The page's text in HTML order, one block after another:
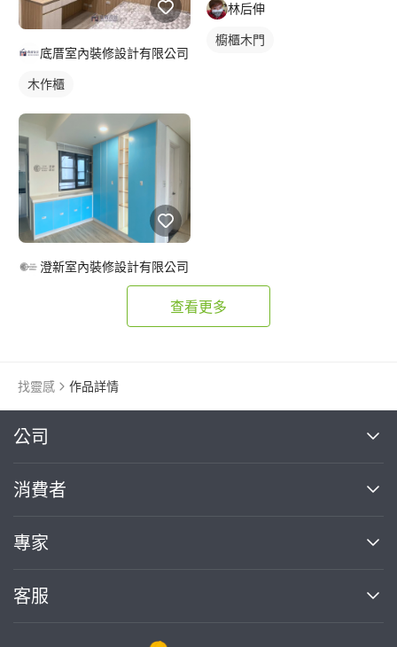
底厝室內裝修設計有限公司
木作櫃
澄新室內裝修設計有限公司
林后伸
櫥櫃木門
查看更多
找靈感 作品詳情
公司
關於我們
部落格
加入我們
消費者
買服務
熱門服務
專家
案件中心
客服
繼續完成